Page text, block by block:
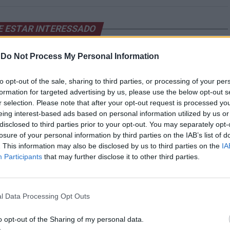
Do Not Process My Personal Information
opt-out of the sale, sharing to third parties, or processing of your
for targeted advertising by us, please use the below opt-out
selection. Please note that after your opt-out request is processed
interest-based ads based on personal information utilized by us
to third parties prior to your opt-out. You may separately
of your personal information by third parties on the IAB’s list of
This information may also be disclosed by us to third parties on the
Participants that may further disclose it to other third parties.
Data Processing Opt Outs
opt-out of the Sharing of my personal data.
ESTAR INTERESSADO
mais €5.000 face a Contratação de detetives privados
de adultério